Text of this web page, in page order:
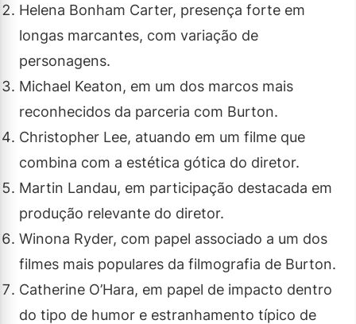
Helena Bonham Carter, presença forte em
longas marcantes, com variação de
personagens.
Michael Keaton, em um dos marcos mais
reconhecidos da parceria com Burton.
Christopher Lee, atuando em um filme que
combina com a estética gótica do diretor.
Martin Landau, em participação destacada em
produção relevante do diretor.
Winona Ryder, com papel associado a um dos
filmes mais populares da filmografia de Burton.
Catherine O’Hara, em papel de impacto dentro
do tipo de humor e estranhamento típico de